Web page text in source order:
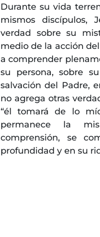
Durante su vida
mismos discípulos,
verdad sobre su
medio de la acción
a comprender
su persona, sobre
salvación del Padre,
no agrega otras
“él tomará de lo
permanece la
comprensión, se
profundidad y en su